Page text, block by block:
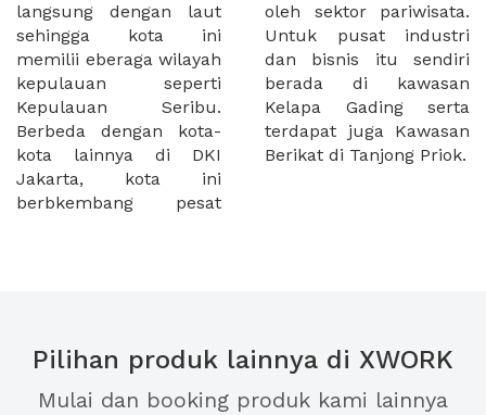
langsung dengan laut
sehingga kota ini
memilii eberaga wilayah
kepulauan seperti
Kepulauan Seribu.
Berbeda dengan kota-
kota lainnya di DKI
Jakarta, kota ini
berbkembang pesat
oleh sektor pariwisata.
Untuk pusat industri
dan bisnis itu sendiri
berada di kawasan
Kelapa Gading serta
terdapat juga Kawasan
Berikat di Tanjong Priok.
Pilihan produk lainnya di XWORK
Mulai dan booking produk kami lainnya